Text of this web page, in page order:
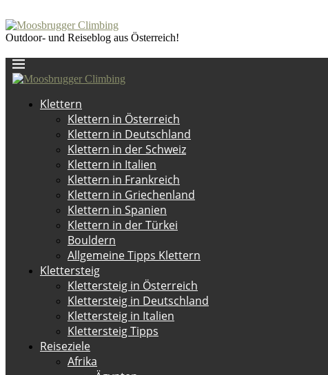
Outdoor- und Reiseblog aus Österreich!
Klettern
Klettern in Österreich
Klettern in Deutschland
Klettern in der Schweiz
Klettern in Italien
Klettern in Frankreich
Klettern in Griechenland
Klettern in Spanien
Klettern in der Türkei
Bouldern
Allgemeine Tipps Klettern
Klettersteig
Klettersteig in Österreich
Klettersteig in Deutschland
Klettersteig in Italien
Klettersteig Tipps
Reiseziele
Afrika